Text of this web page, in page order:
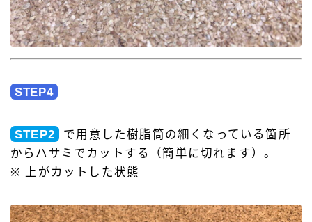
STEP4
STEP2
で用意した樹脂筒の細くなっている箇所
からハサミでカットする（簡単に切れます）。
※ 上がカットした状態